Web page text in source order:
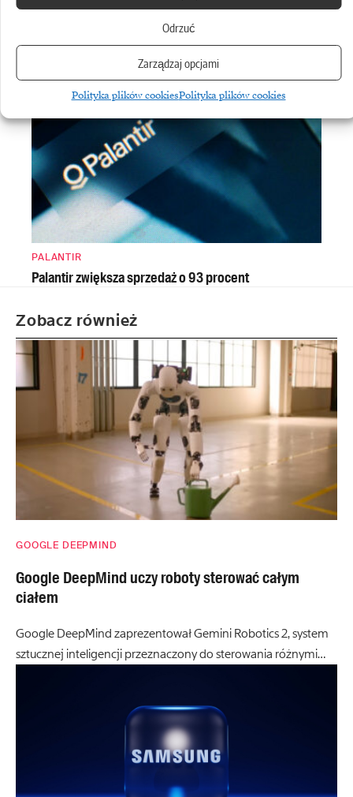
Odrzuć
Zarządzaj opcjami
Polityka plików cookiesPolityka plików cookies
SAP
„SAP działa pod presją”
PALANTIR
Palantir zwiększa sprzedaż o 93 procent
Zobacz również
GOOGLE DEEPMIND
Google DeepMind uczy roboty sterować całym
ciałem
Google DeepMind zaprezentował Gemini Robotics 2, system
sztucznej inteligencji przeznaczony do sterowania różnymi…